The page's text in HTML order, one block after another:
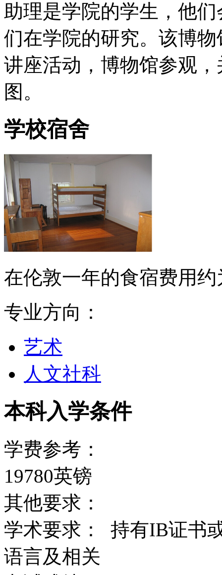
助理是学院的学生，他
们在学院的研究。该博
讲座活动，博物馆参观
图。
学校宿舍
在伦敦一年的食宿费用约
专业方向：
艺术
人文社科
本科入学条件
学费参考：
19780英镑
其他要求：
学术要求： 持有IB证书
语言及相关